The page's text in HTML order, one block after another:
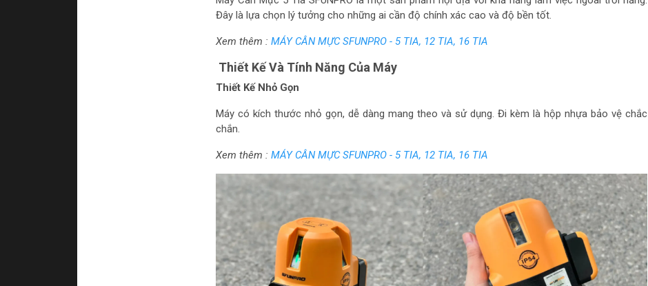
Đây là lựa chọn lý tưởng cho những ai cần độ chính xác cao và độ bền tốt.
Xem thêm : MÁY CÂN MỰC SFUNPRO - 5 TIA, 12 TIA, 16 TIA
Thiết Kế Và Tính Năng Của Máy
Thiết Kế Nhỏ Gọn
Máy có kích thước nhỏ gọn, dễ dàng mang theo và sử dụng. Đi kèm là hộp nhựa bảo vệ chắc
chắn.
Xem thêm : MÁY CÂN MỰC SFUNPRO - 5 TIA, 12 TIA, 16 TIA